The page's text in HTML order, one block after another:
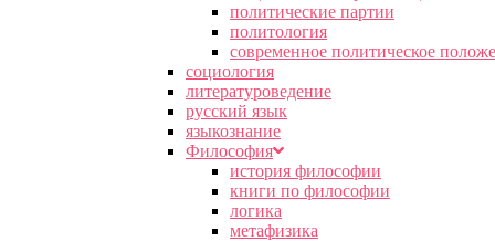
политические партии
политология
современное политическое
социология
литературоведение
русский язык
языкознание
Философия
история философии
книги по философии
логика
метафизика